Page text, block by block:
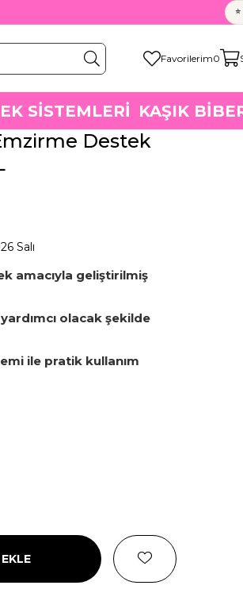
Favorilerim0
SİSTEMLERİ KAŞIK
Destek
Salı
amacıyla geliştirilmiş
olacak şekilde
ile pratik kullanım